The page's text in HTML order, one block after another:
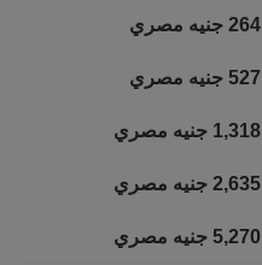
264 جنيه مصري
527 جنيه مصري
1,318 جنيه مصري
2,635 جنيه مصري
5,270 جنيه مصري